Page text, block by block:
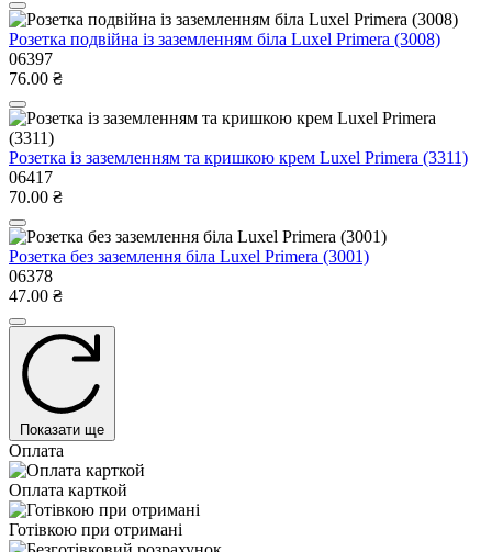
Розетка подвійна із заземленням біла Luxel Primera (3008)
06397
76.00 ₴
Розетка із заземленням та кришкою крем Luxel Primera (3311)
06417
70.00 ₴
Розетка без заземлення біла Luxel Primera (3001)
06378
47.00 ₴
Показати ще
Оплата
Оплата карткой
Готівкою при отримані